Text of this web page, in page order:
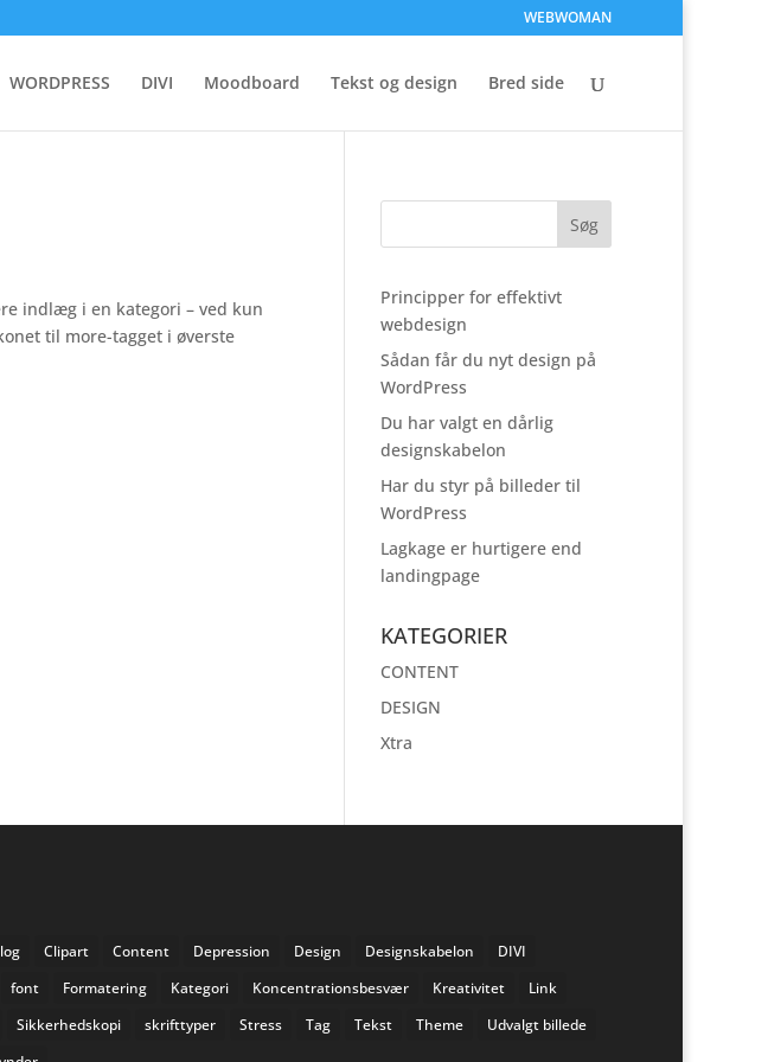
WEBWOMAN
WORDPRESS DIVI Moodboard Tekst og design Bred side
indlæg i en kategori – ved kun
til more-tagget i øverste
Principper for effektivt
webdesign
Sådan får du nyt design på
WordPress
Du har valgt en dårlig
designskabelon
Har du styr på billeder til
WordPress
Lagkage er hurtigere end
landingpage
KATEGORIER
CONTENT
DESIGN
Xtra
Clipart Content Depression Design Designskabelon
DIVI
font Formatering Kategori Koncentrationsbesvær Kreativitet
Link
Sikkerhedskopi skrifttyper Stress Tag Tekst Theme
Udvalgt billede